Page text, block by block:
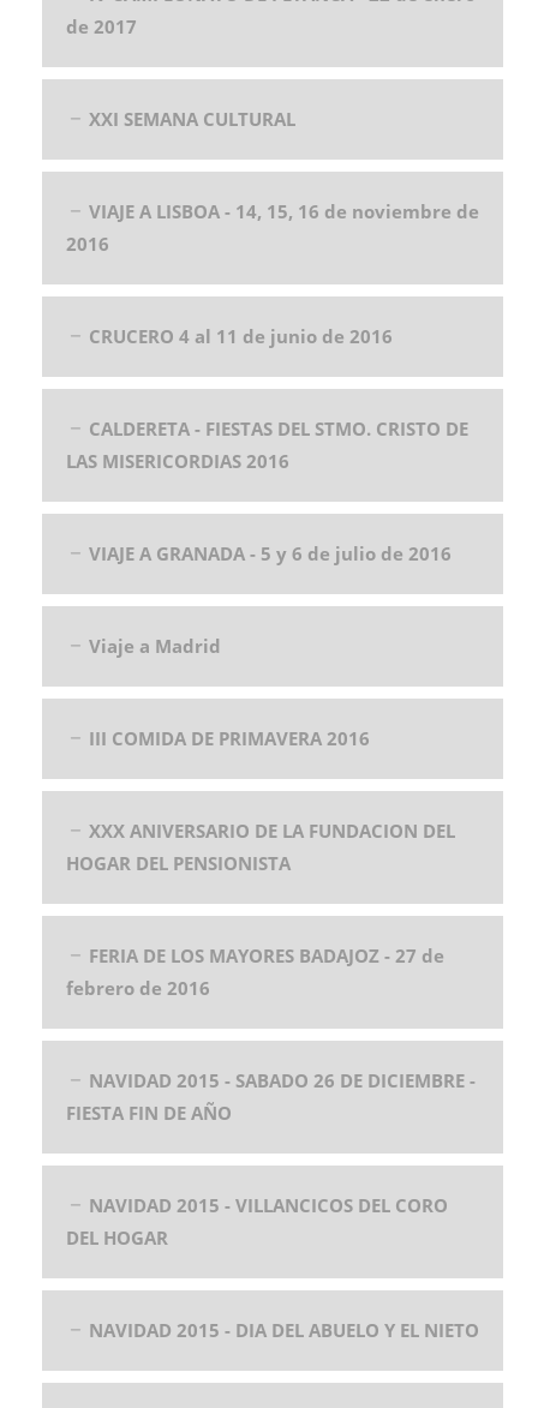
de 2017
XXI SEMANA CULTURAL
VIAJE A LISBOA - 14, 15, 16 de noviembre de
2016
CRUCERO 4 al 11 de junio de 2016
CALDERETA - FIESTAS DEL STMO. CRISTO DE
LAS MISERICORDIAS 2016
VIAJE A GRANADA - 5 y 6 de julio de 2016
Viaje a Madrid
III COMIDA DE PRIMAVERA 2016
XXX ANIVERSARIO DE LA FUNDACION DEL
HOGAR DEL PENSIONISTA
FERIA DE LOS MAYORES BADAJOZ - 27 de
febrero de 2016
NAVIDAD 2015 - SABADO 26 DE DICIEMBRE -
FIESTA FIN DE AÑO
NAVIDAD 2015 - VILLANCICOS DEL CORO
DEL HOGAR
NAVIDAD 2015 - DIA DEL ABUELO Y EL NIETO